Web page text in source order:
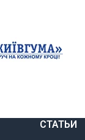
СТАТЬИ